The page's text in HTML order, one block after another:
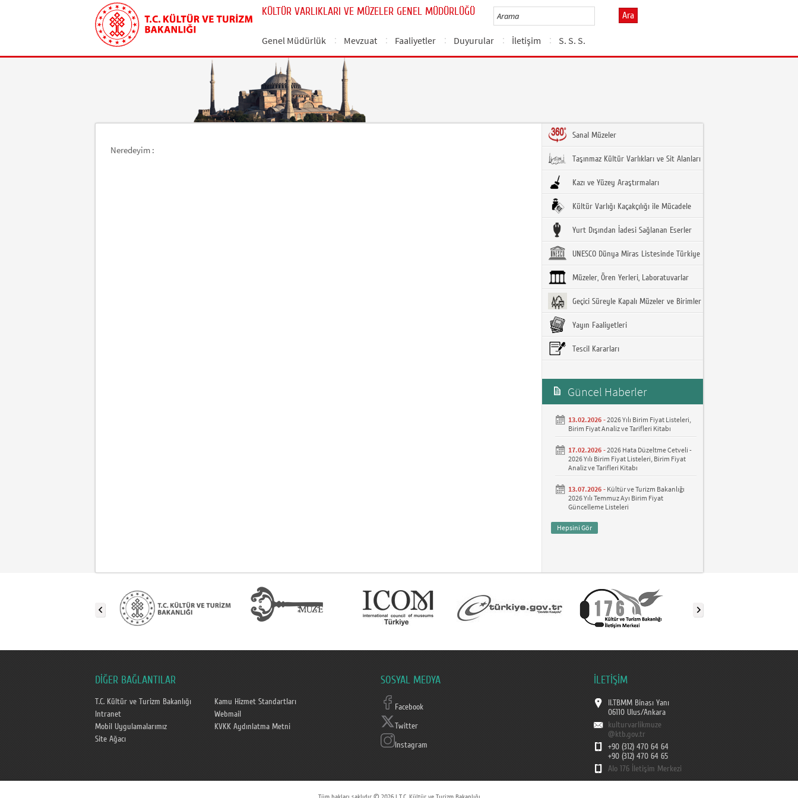
KÜLTÜR VARLIKLARI VE MÜZELER GENEL MÜDÜRLÜĞÜ Ara
Genel Müdürlük Mevzuat Faaliyetler Duyurular İletişim S. S. S.
Neredeyim :
Sanal Müzeler
Taşınmaz Kültür Varlıkları ve Sit Alanları
Kazı ve Yüzey Araştırmaları
Kültür Varlığı Kaçakçılığı ile Mücadele
Yurt Dışından İadesi Sağlanan Eserler
UNESCO Dünya Miras Listesinde Türkiye
Müzeler, Ören Yerleri, Laboratuvarlar
Geçici Süreyle Kapalı Müzeler ve Birimler
Yayın Faaliyetleri
Tescil Kararları
Güncel Haberler
13.02.2026 -2026 Yılı Birim Fiyat Listeleri,
Birim Fiyat Analiz ve Tarifleri Kitabı
17.02.2026 -2026 Hata Düzeltme Cetveli -
2026 Yılı Birim Fiyat Listeleri, Birim Fiyat
Analiz ve Tarifleri Kitabı
13.07.2026 - Kültür ve Turizm Bakanlığı
2026 Yılı Temmuz Ayı Birim Fiyat
Güncelleme Listeleri
Hepsini Gör
DİĞER BAĞLANTILAR
T.C. Kültür ve Turizm Bakanlığı
Kamu Hizmet Standartları
Intranet
Webmail
Mobil Uygulamalarımız
KVKK Aydınlatma Metni
Site Ağacı
SOSYAL MEDYA
Facebook
Twitter
Instagram
İLETİŞİM
II.TBMM Binası Yanı
06110 Ulus/Ankara
kulturvarlikmuze
@ktb.gov.tr
+90 (312) 470 64 64
+90 (312) 470 64 65
Alo 176 İletişim Merkezi